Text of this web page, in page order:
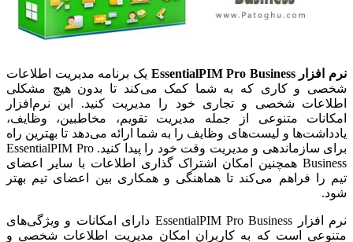
نرم افزار EssentialPIM Pro Business
یک برنامه مدیریت اطلاعات
شخصی و کاری که به شما کمک می‌کند تا بدون هیچ مشکلی
اطلاعات شخصی و تجاری خود را مدیریت کنید. این نرم‌افزار
امکانات متنوعی از جمله مدیریت تقویم، مخاطبین، وظایف،
یادداشت‌ها و لیست‌های وظایف را به شما ارائه می‌دهد تا بهترین راه
برای سازماندهی و مدیریت وقت خود را پیدا کنید. EssentialPIM Pro
Business همچنین امکان اشتراک گذاری اطلاعات با سایر اعضای
تیم را فراهم می‌کند تا هماهنگی و همکاری بین اعضای تیم بهتر
شود.
نرم افزار EssentialPIM Pro Business دارای امکانات و ویژگی‌های
متنوعی است که به کاربران امکان مدیریت اطلاعات شخصی و